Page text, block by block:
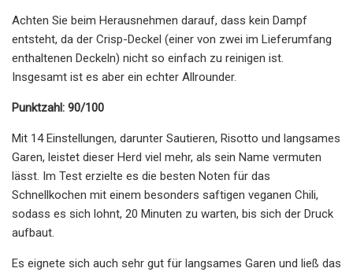
Achten Sie beim Herausnehmen darauf, dass kein Dampf
entsteht, da der Crisp-Deckel (einer von zwei im Lieferumfang
enthaltenen Deckeln) nicht so einfach zu reinigen ist.
Insgesamt ist es aber ein echter Allrounder.
Punktzahl: 90/100
Mit 14 Einstellungen, darunter Sautieren, Risotto und langsames
Garen, leistet dieser Herd viel mehr, als sein Name vermuten
lässt. Im Test erzielte es die besten Noten für das
Schnellkochen mit einem besonders saftigen veganen Chili,
sodass es sich lohnt, 20 Minuten zu warten, bis sich der Druck
aufbaut.
Es eignete sich auch sehr gut für langsames Garen und ließ das